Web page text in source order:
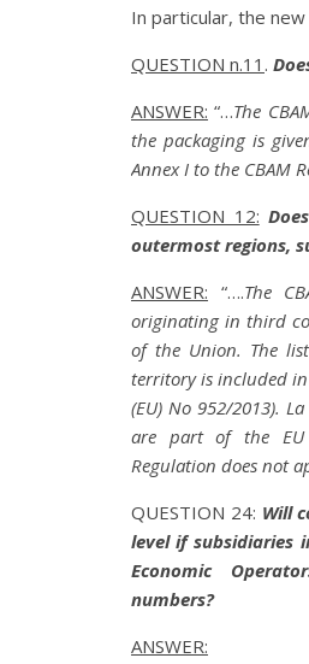
In particular, the
QUESTION n.11 .
ANSWER: “…The
the packaging is
Annex I to the CBAM
QUESTION 12:
outermost regions,
ANSWER: “….The
originating in third
of the Union. The
territory is included in
(EU) No 952/2013).
are part of the EU
Regulation does not
QUESTION 24: Will
level if subsidiaries
Economic
numbers?
ANSWER: